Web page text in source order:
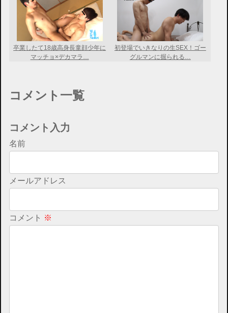
卒業したて18歳高身長童顔少年に
マッチョ×デカマラ…
初登場でいきなりの生SEX！ゴー
グルマンに掘られる…
コメント一覧
コメント入力
名前
メールアドレス
コメント ※